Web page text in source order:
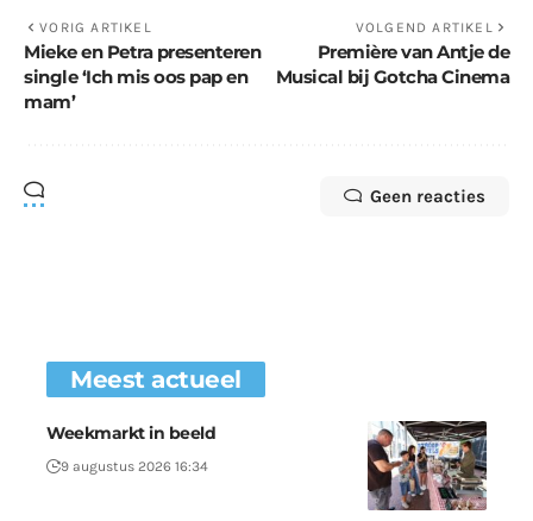
VORIG ARTIKEL
Mieke en Petra presenteren
single ‘Ich mis oos pap en
mam’
VOLGEND ARTIKEL
Première van Antje de
Musical bij Gotcha Cinema
Geen reacties
Meest actueel
Weekmarkt in beeld
9 augustus 2026 16:34